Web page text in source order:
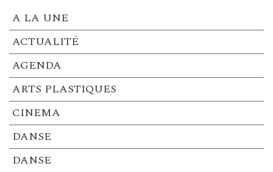
A LA UNE
ACTUALITÉ
AGENDA
ARTS PLASTIQUES
CINEMA
DANSE
DANSE